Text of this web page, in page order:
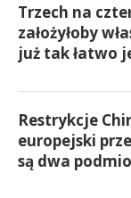
Trzech na
założyłoby
już tak łatwo
Restrykcje
europejski
są dwa